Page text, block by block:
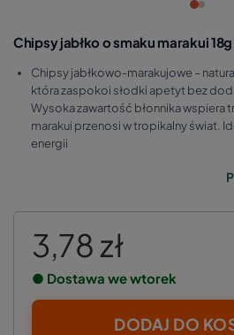
Chipsy jabłko o smaku marakui 18g
Chipsy jabłkowo‑marakujowe –
która zaspokoi słodki apetyt bez
Wysoka zawartość błonnika wspiera
marakui przenosi w tropikalny świat.
energii
3,78 zł
● Dostawa we wtorek
DODAJ DO